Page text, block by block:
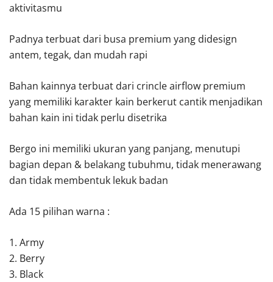
aktivitasmu
Padnya terbuat dari busa premium yang didesign
antem, tegak, dan mudah rapi
Bahan kainnya terbuat dari crincle airflow premium
yang memiliki karakter kain berkerut cantik menjadikan
bahan kain ini tidak perlu disetrika
Bergo ini memiliki ukuran yang panjang, menutupi
bagian depan & belakang tubuhmu, tidak menerawang
dan tidak membentuk lekuk badan
Ada 15 pilihan warna :
1. Army
2. Berry
3. Black